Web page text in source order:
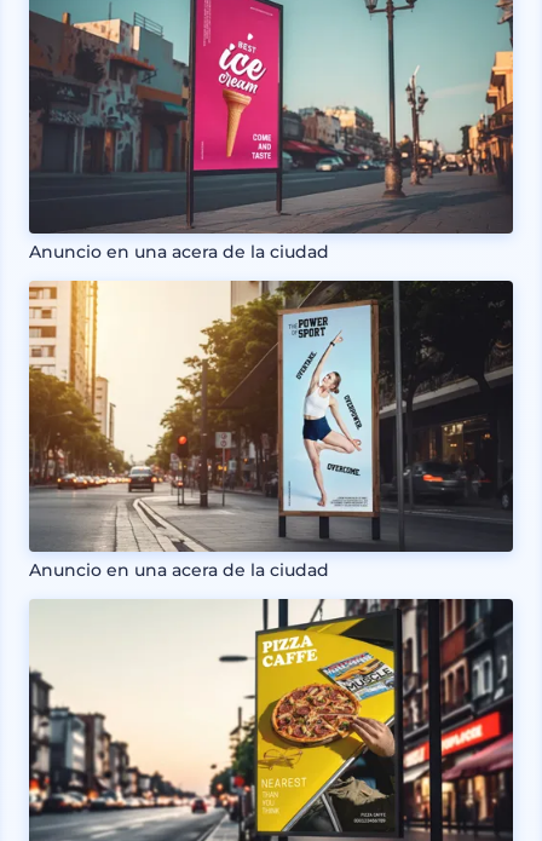
Anuncio en una acera de la ciudad
Anuncio en una acera de la ciudad